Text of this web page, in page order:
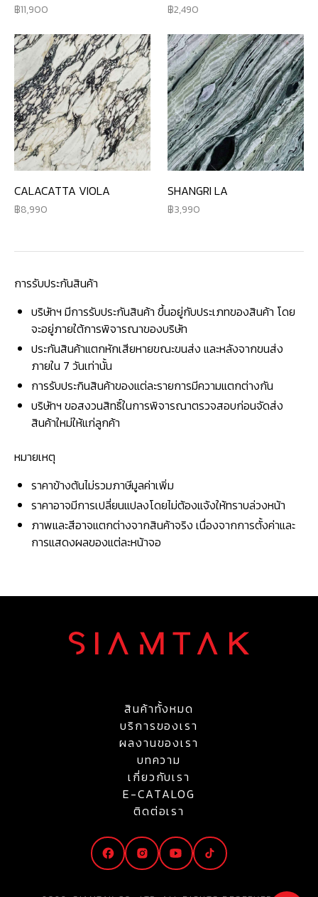
11,900 2,490
CALACATTA VIOLA
8,990
SHANGRI LA
3,990
การรับประกันสินค้า
บริษัทฯ มีการรับประกันสินค้า ขึ้นอยู่กับประเภทของสินค้า โดย
จะอยู่ภายใต้การพิจารณาของบริษัท
ประกันสินค้าแตกหักเสียหายขณะขนส่ง และหลังจากขนส่ง
ภายใน 7 วันเท่านั้น
การรับประกินสินค้าของแต่ละรายการมีความแตกต่างกัน
บริษัทฯ ขอสงวนสิทธิ์ในการพิจารณาตรวจสอบก่อนจัดส่ง
สินค้าใหม่ให้แก่ลูกค้า
หมายเหตุ
ราคาข้างต้นไม่รวมภาษีมูลค่าเพิ่ม
ราคาอาจมีการเปลี่ยนแปลงโดยไม่ต้องแจ้งให้ทราบล่วงหน้า
ภาพและสีอาจแตกต่างจากสินค้าจริง เนื่องจากการตั้งค่าและ
การแสดงผลของแต่ละหน้าจอ
สินค้าทั้งหมด
บริการของเรา
ผลงานของเรา
บทความ
เกี่ยวกับเรา
E-CATALOG
ติดต่อเรา